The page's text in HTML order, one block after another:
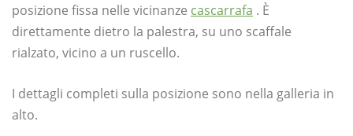
posizione fissa nelle vicinanze cascarrafa . È
direttamente dietro la palestra, su uno scaffale
rialzato, vicino a un ruscello.
I dettagli completi sulla posizione sono nella galleria in
alto.